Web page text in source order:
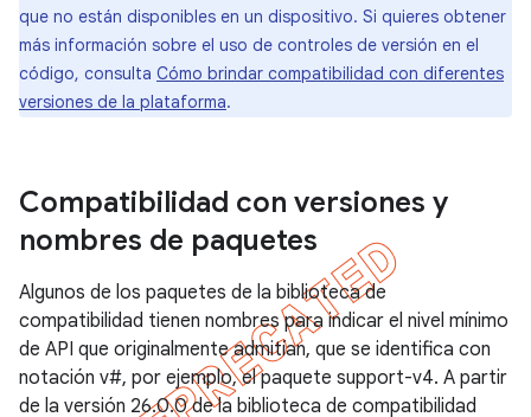
que no están disponibles en un dispositivo. Si quieres obtener
más información sobre el uso de controles de versión en el
código, consulta Cómo brindar compatibilidad con diferentes
versiones de la plataforma.
Compatibilidad con versiones y
nombres de paquetes
Algunos de los paquetes de la biblioteca de
compatibilidad tienen nombres para indicar el nivel mínimo
de API que originalmente admitían, que se identifica con
notación v#, por ejemplo, el paquete support-v4. A partir
de la versión 26.0.0 de la biblioteca de compatibilidad